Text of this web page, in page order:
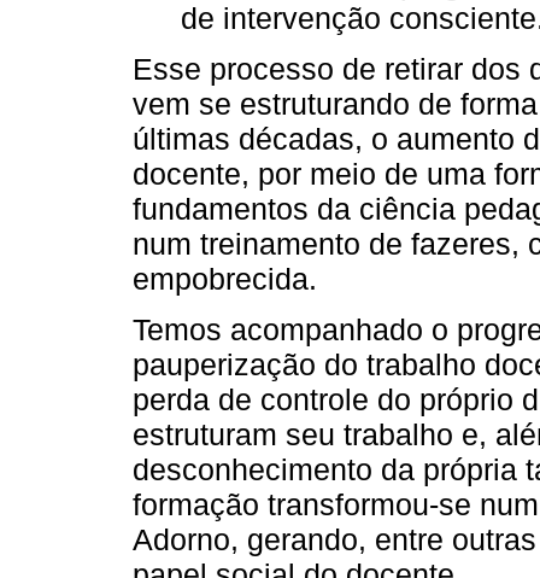
de intervenção
Esse processo de retirar dos
vem se estruturando de
últimas décadas, o aumento
docente, por meio de uma
fundamentos da ciência
num treinamento de fazeres,
empobrecida.
Temos acompanhado o
pauperização do trabalho
perda de controle do próprio
estruturam seu trabalho e,
desconhecimento da própria
formação transformou-se
Adorno, gerando, entre